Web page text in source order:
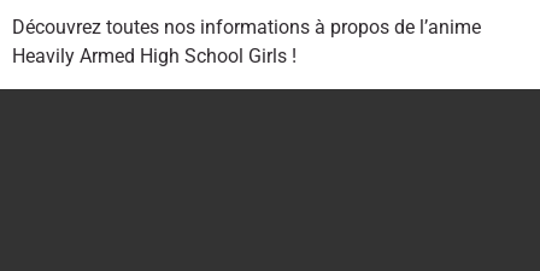
Découvrez toutes nos informations à propos de l’anime
Heavily Armed High School Girls !